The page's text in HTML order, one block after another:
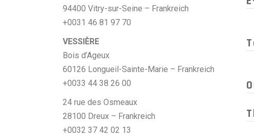
94400 Vitry-sur-Seine – Frankreich
+0031 46 81 97 70
VESSIÈRE
Bois d’Ageux
60126 Longueil-Sainte-Marie – Frankreich
+0033 44 38 26 00
24 rue des Osmeaux
28100 Dreux – Frankreich
+0032 37 42 02 13